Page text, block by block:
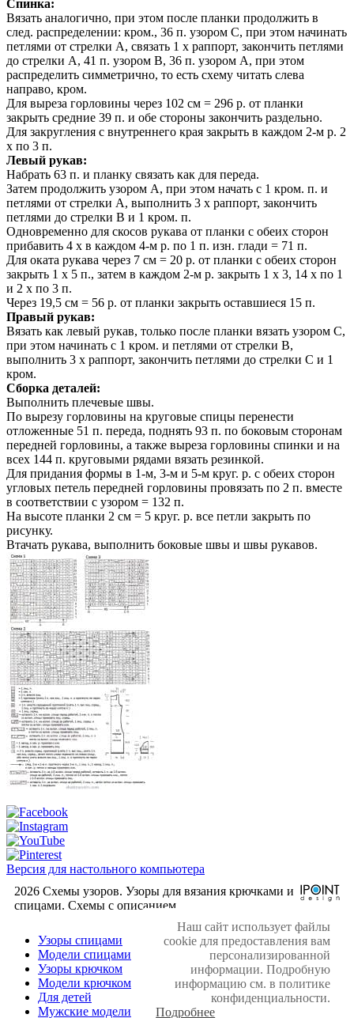
Спинка:
Вязать аналогично, при этом после планки продолжить в
след. распределении: кром., 36 п. узором С, при этом начинать
петлями от стрелки А, связать 1 х раппорт, закончить петлями
до стрелки А, 41 п. узором В, 36 п. узором А, при этом
распределить симметрично, то есть схему читать слева
направо, кром.
Для выреза горловины через 102 см = 296 р. от планки
закрыть средние 39 п. и обе стороны закончить раздельно.
Для закругления с внутреннего края закрыть в каждом 2-м р. 2
х по 3 п.
Левый рукав:
Набрать 63 п. и планку связать как для переда.
Затем продолжить узором А, при этом начать с 1 кром. п. и
петлями от стрелки А, выполнить 3 х раппорт, закончить
петлями до стрелки В и 1 кром. п.
Одновременно для скосов рукава от планки с обеих сторон
прибавить 4 х в каждом 4-м р. по 1 п. изн. глади = 71 п.
Для оката рукава через 7 см = 20 р. от планки с обеих сторон
закрыть 1 х 5 п., затем в каждом 2-м р. закрыть 1 x 3, 14 x по 1
и 2 x по 3 п.
Через 19,5 см = 56 р. от планки закрыть оставшиеся 15 п.
Правый рукав:
Вязать как левый рукав, только после планки вязать узором С,
при этом начинать с 1 кром. и петлями от стрелки В,
выполнить 3 х раппорт, закончить петлями до стрелки С и 1
кром.
Сборка деталей:
Выполнить плечевые швы.
По вырезу горловины на круговые спицы перенести
отложенные 51 п. переда, поднять 93 п. по боковым сторонам
передней горловины, а также выреза горловины спинки и на
всех 144 п. круговыми рядами вязать резинкой.
Для придания формы в 1-м, 3-м и 5-м круг. р. с обеих сторон
угловых петель передней горловины провязать по 2 п. вместе
в соответствии с узором = 132 п.
На высоте планки 2 см = 5 круг. р. все петли закрыть по
рисунку.
Втачать рукава, выполнить боковые швы и швы рукавов.
Версия для настольного компьютера
2026 Схемы узоров. Узоры для вязания крючками и
спицами. Cхемы с описанием.
Узоры спицами
Модели спицами
Узоры крючком
Модели крючком
Для детей
Мужские модели
Наш сайт использует файлы
cookie для предоставления вам
персонализированной
информации. Подробную
информацию см. в политике
конфиденциальности.
Подробнее